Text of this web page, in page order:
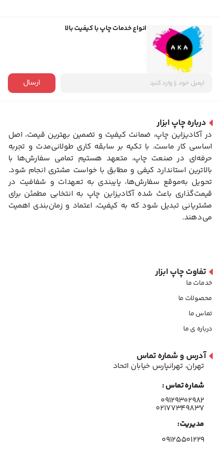
انواع خدمات چاپ با کیفیت بالا
ارسال
درباره چاپ ابزار
در آکادیزاین چاپ، ضمانت کیفیت و تضمین بهترین قیمت، اصل
اساسی کار ماست. با تکیه بر سابقه کاری طولانی‌مدت و تجربه
حرفه‌ای در صنعت چاپ، متعهد هستیم تمامی سفارش‌ها با
بالاترین استاندارد کیفی و مطابق با خواست مشتری انجام شود.
تحویل به‌موقع سفارش‌ها، پایبندی به تعهدات و شفافیت در
قیمت‌گذاری باعث شده آکادیزاین چاپ به انتخابی مطمئن برای
مشتریانی تبدیل شود که به کیفیت، اعتماد و زمان‌بندی اهمیت
می‌دهند.
تفاوت چاپ ابزار
خدمات ما
محصولات ما
تماس ما
درباره ی ما
آدرس و شماره تماس
تهران، تهرانپارس خیابان اتحاد
شماره تماس :
۰۹۱۲۹۳۰۲۹۸۲
۰۲۱۷۷۳۴۹۸۳۷
مدیریت:
۰۹۱۲۵۵۰۱۲۲۹